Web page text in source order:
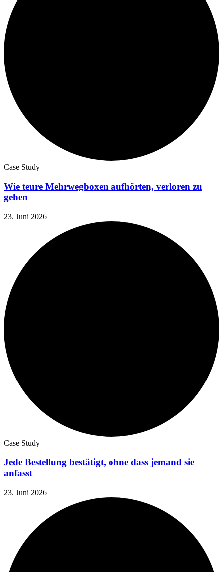
Case Study
Wie teure Mehrwegboxen aufhörten, verloren zu
gehen
23. Juni 2026
Case Study
Jede Bestellung bestätigt, ohne dass jemand sie
anfasst
23. Juni 2026